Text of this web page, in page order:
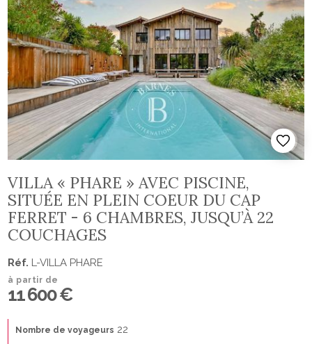
VILLA « PHARE » AVEC PISCINE,
SITUÉE EN PLEIN COEUR DU CAP
FERRET - 6 CHAMBRES, JUSQU’À 22
COUCHAGES
Réf. L-VILLA PHARE
à partir de
11 600 €
Nombre de voyageurs 22